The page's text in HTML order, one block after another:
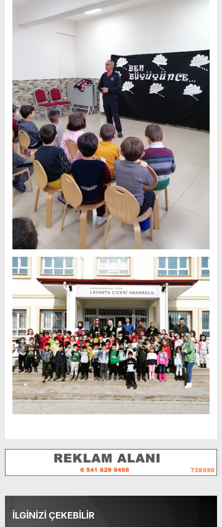
İLGİNİZİ ÇEKEBİLİR